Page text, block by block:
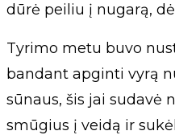
dūrė peiliu į nugarą,
Tyrimo metu buvo
bandant apginti vyrą
sūnaus, šis jai sudavė
smūgius į veidą ir